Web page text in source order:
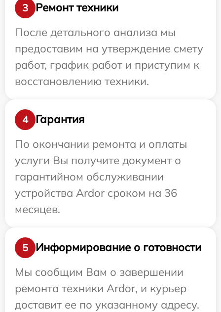
3
Ремонт техники
После детального анализа мы
предоставим на утверждение смету
работ, график работ и приступим к
восстановлению техники.
4
Гарантия
По окончании ремонта и оплаты
услуги Вы получите документ о
гарантийном обслуживании
устройства Ardor сроком на 36
месяцев.
5
Информирование о готовности
Мы сообщим Вам о завершении
ремонта техники Ardor, и курьер
доставит ее по указанному адресу.